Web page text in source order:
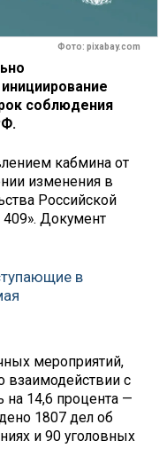
Фото: pixabay.com
соблюдения
кабмина от
изменения в
Российской
Документ
в
мероприятий,
с
на 14,6 процента —
1807 дел об
и 90 уголовных